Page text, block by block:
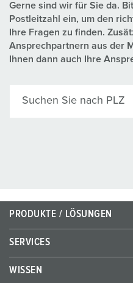
Gerne sind wir für Sie da.
Postleitzahl ein, um den
Ihre Fragen zu finden.
Ansprechpartnern aus der
Ihnen dann auch Ihre
Suchen Sie nach PLZ
PRODUKTE / LÖSUNGEN
SERVICES
WISSEN